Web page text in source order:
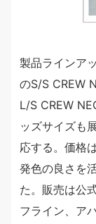
製品ラインア
のS/S CREW
L/S CREW
ッズサイズも
応する。価格
発色の良さを
た。販売は公
フライン、ア